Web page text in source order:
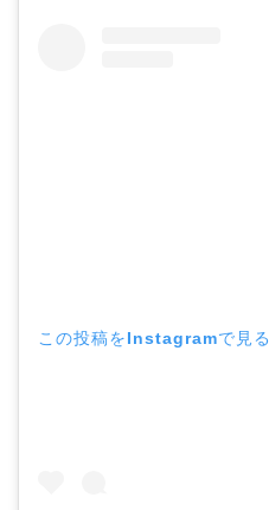
この投稿をInstagramで見る